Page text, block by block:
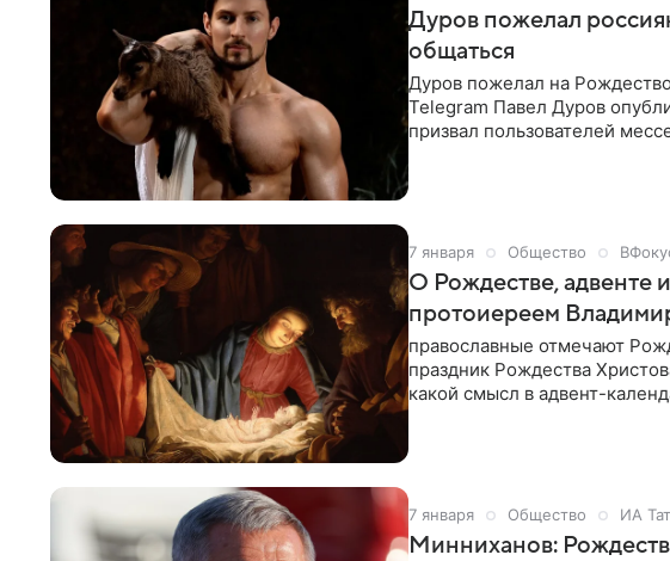
Дуров пожелал
общаться
Дуров пожелал на
Telegram Павел Дуров
призвал пользователей
7 января Общество
О Рождестве, адвенте
протоиереем
православные отмечают
праздник Рождества
какой смысл в адвент-
7 января Общество ИА
Минниханов: